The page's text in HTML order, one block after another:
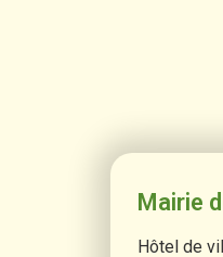
Mairie
Hôtel de